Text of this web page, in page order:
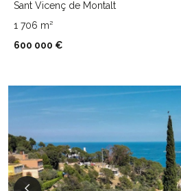
Sant Vicenç de Montalt
1 706 m²
600 000 €